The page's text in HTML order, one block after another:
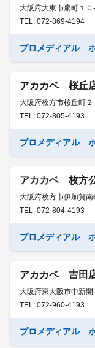
大阪府大東市扇町１０
TEL: 072-869-4194
プロメディアル
アカカベ 桜丘
大阪府枚方市桜丘町２
TEL: 072-805-4193
プロメディアル
アカカベ 枚方
大阪府枚方市伊加賀南
TEL: 072-804-4193
プロメディアル
アカカベ 吉田
大阪府東大阪市中新開
TEL: 072-960-4193
プロメディアル